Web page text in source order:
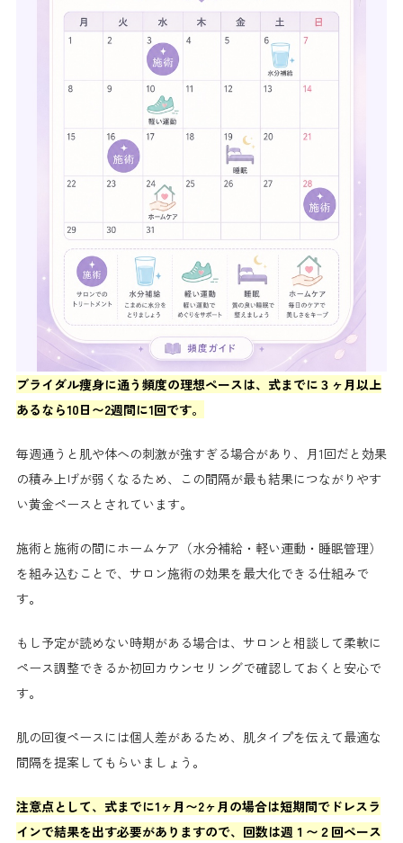
ブライダル痩身に通う頻度の理想ペースは、式までに３ヶ月以上
あるなら10日〜2週間に1回です。
毎週通うと肌や体への刺激が強すぎる場合があり、月1回だと効果
の積み上げが弱くなるため、この間隔が最も結果につながりやす
い黄金ペースとされています。
施術と施術の間にホームケア（水分補給・軽い運動・睡眠管理）
を組み込むことで、サロン施術の効果を最大化できる仕組みで
す。
もし予定が読めない時期がある場合は、サロンと相談して柔軟に
ペース調整できるか初回カウンセリングで確認しておくと安心で
す。
肌の回復ペースには個人差があるため、肌タイプを伝えて最適な
間隔を提案してもらいましょう。
注意点として、式までに1ヶ月〜2ヶ月の場合は短期間でドレスラ
インで結果を出す必要がありますので、回数は週１〜２回ペース